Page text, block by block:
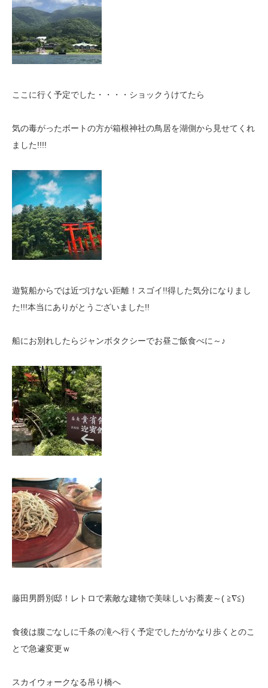
ここに行く予定でした・・・・ショックうけてたら
気の毒がったボートの方が箱根神社の鳥居を湖側から見せてくれ
ました!!!!
遊覧船からでは近づけない距離！スゴイ!!得した気分になりまし
た!!!本当にありがとうございました!!
船にお別れしたらジャンボタクシーでお昼ご飯食べに～♪
藤田男爵別邸！レトロで素敵な建物で美味しいお蕎麦～( ≧∇≦)
食後は腹ごなしに千条の滝へ行く予定でしたがかなり歩くとのこ
とで急遽変更ｗ
スカイウォークなる吊り橋へ